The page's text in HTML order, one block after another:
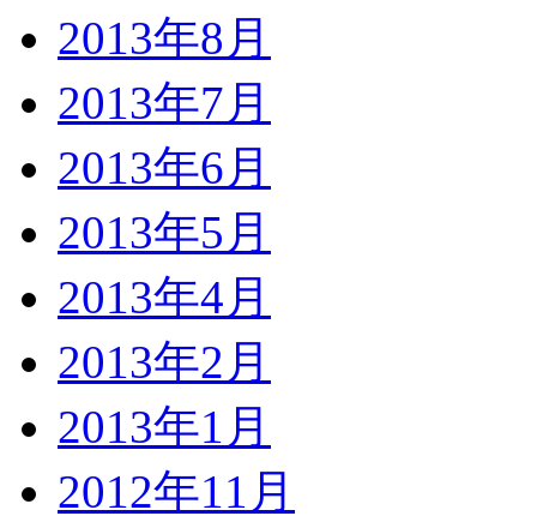
2013年8月
2013年7月
2013年6月
2013年5月
2013年4月
2013年2月
2013年1月
2012年11月